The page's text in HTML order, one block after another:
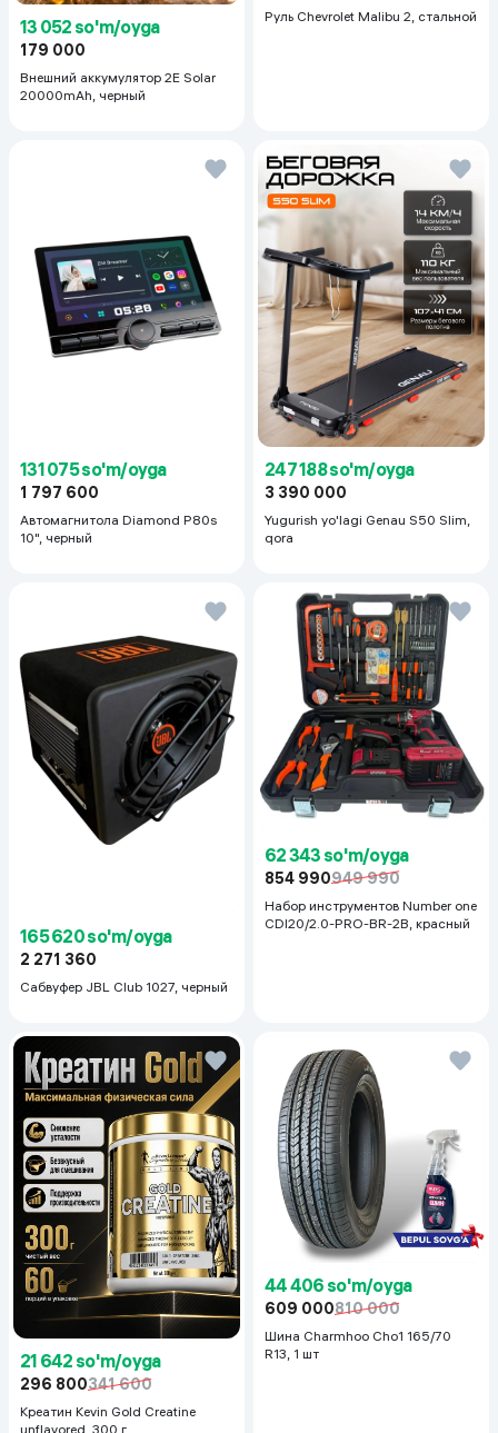
13 052 so'm/oyga
179 000
Внешний аккумулятор 2E Solar
20000mAh, черный
Руль Chevrolet Malibu 2, cтальной
131 075 so'm/oyga
1 797 600
Автомагнитола Diamond P80s
10", черный
247 188 so'm/oyga
3 390 000
Yugurish yo'lagi Genau S50 Slim,
qora
165 620 so'm/oyga
2 271 360
Сабвуфер JBL Club 1027, черный
62 343 so'm/oyga
854 990949 990
Набор инструментов Number one
CDI20/2.0-PRO-BR-2B, красный
21 642 so'm/oyga
296 800341 600
Креатин Kevin Gold Creatine
unflavored, 300 г
44 406 so'm/oyga
609 000810 000
Шина Charmhoo Cho1 165/70
R13, 1 шт